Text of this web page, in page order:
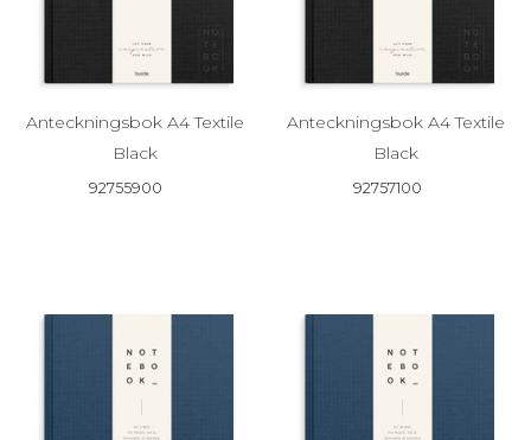
Anteckningsbok A4 Textile
Black
92755900
Anteckningsbok A4 Textile
Black
92757100